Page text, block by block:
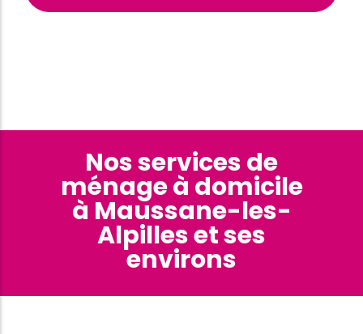
Nos services de
ménage à domicile
à Maussane-les-
Alpilles et ses
environs